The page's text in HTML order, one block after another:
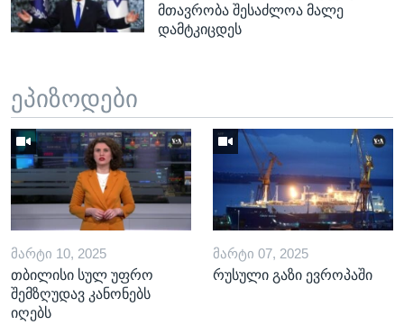
მთავრობა შესაძლოა მალე
დამტკიცდეს
ეპიზოდები
ᲛᲐᲠᲢᲘ 10, 2025
თბილისი სულ უფრო
შემზღუდავ კანონებს
იღებს
ᲛᲐᲠᲢᲘ 07, 2025
რუსული გაზი ევროპაში